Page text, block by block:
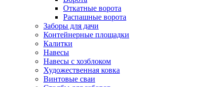
Откатные ворота
Распашные ворота
Заборы для дачи
Контейнерные площадки
Калитки
Навесы
Навесы с хозблоком
Художественная ковка
Винтовые сваи